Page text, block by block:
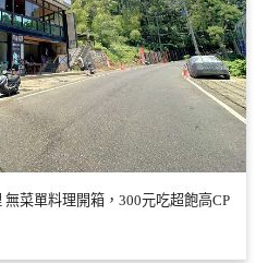
菜單料理開箱，300元吃超飽高CP